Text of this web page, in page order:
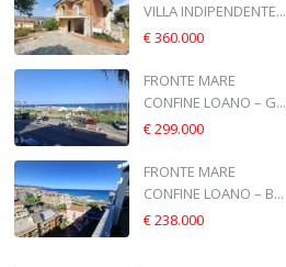
VILLA INDIPENDENTE...
€ 360.000
FRONTE MARE
CONFINE LOANO – G...
€ 299.000
FRONTE MARE
CONFINE LOANO – B...
€ 238.000